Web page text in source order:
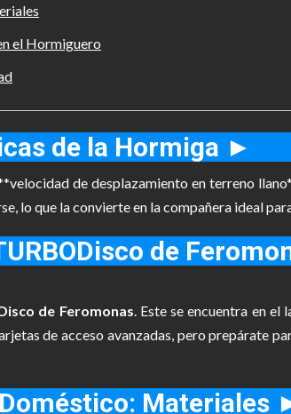
el Hormiguero
de la Hormiga ►
de desplazamiento en terreno
lo que la convierte en la compañera ideal
de
de Feromonas. Este se encuentra en
de acceso avanzadas, pero prepárate
Materiales